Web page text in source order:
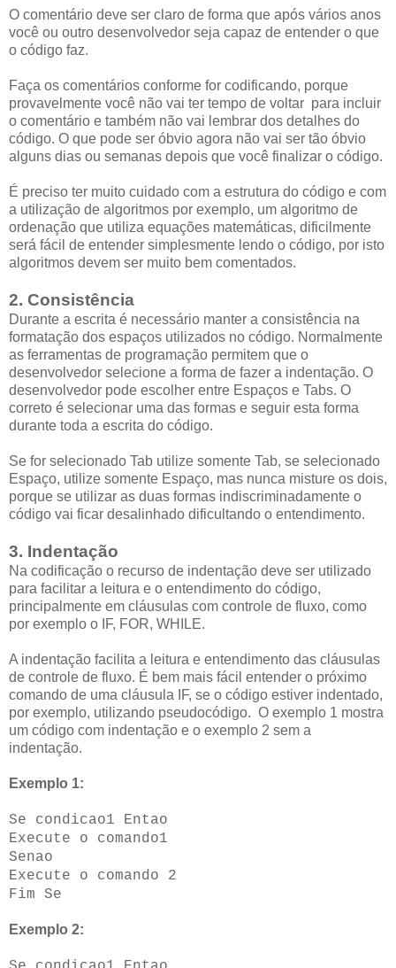
O comentário deve ser claro de forma que após vários anos
você ou outro desenvolvedor seja capaz de entender o que
o código faz.
Faça os comentários conforme for codificando, porque
provavelmente você não vai ter tempo de voltar para incluir
o comentário e também não vai lembrar dos detalhes do
código. O que pode ser óbvio agora não vai ser tão óbvio
alguns dias ou semanas depois que você finalizar o código.
É preciso ter muito cuidado com a estrutura do código e com
a utilização de algoritmos por exemplo, um algoritmo de
ordenação que utiliza equações matemáticas, dificilmente
será fácil de entender simplesmente lendo o código, por isto
algoritmos devem ser muito bem comentados.
2. Consistência
Durante a escrita é necessário manter a consistência na
formatação dos espaços utilizados no código. Normalmente
as ferramentas de programação permitem que o
desenvolvedor selecione a forma de fazer a indentação. O
desenvolvedor pode escolher entre Espaços e Tabs. O
correto é selecionar uma das formas e seguir esta forma
durante toda a escrita do código.
Se for selecionado Tab utilize somente Tab, se selecionado
Espaço, utilize somente Espaço, mas nunca misture os dois,
porque se utilizar as duas formas indiscriminadamente o
código vai ficar desalinhado dificultando o entendimento.
3. Indentação
Na codificação o recurso de indentação deve ser utilizado
para facilitar a leitura e o entendimento do código,
principalmente em cláusulas com controle de fluxo, como
por exemplo o IF, FOR, WHILE.
A indentação facilita a leitura e entendimento das cláusulas
de controle de fluxo. É bem mais fácil entender o próximo
comando de uma cláusula IF, se o código estiver indentado,
por exemplo, utilizando pseudocódigo. O exemplo 1 mostra
um código com indentação e o exemplo 2 sem a
indentação.
Exemplo 1:
Se condicao1 Entao
Execute o comando1
Senao
Execute o comando 2
Fim Se
Exemplo 2: